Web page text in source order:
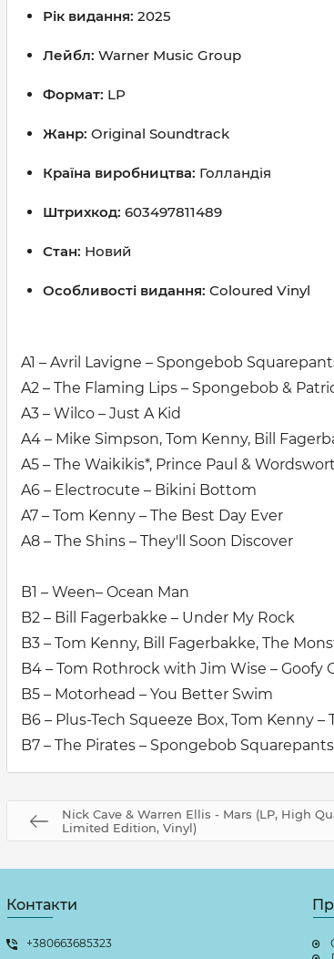
Рік видання: 2025
Лейбл: Warner Music Group
Формат: LP
Жанр: Original Soundtrack
Країна виробництва: Голландія
Штрихкод: 603497811489
Стан: Новий
Особливості видання: Coloured Vinyl
A1 – Avril Lavigne – Spongebob
A2 – The Flaming Lips – Spongebob &
A3 – Wilco – Just A Kid
A4 – Mike Simpson, Tom Kenny, Bill
A5 – The Waikikis*, Prince Paul &
A6 – Electrocute – Bikini Bottom
A7 – Tom Kenny – The Best Day Ever
A8 – The Shins – They'll Soon Discover
B1 – Ween– Ocean Man
B2 – Bill Fagerbakke – Under My Rock
B3 – Tom Kenny, Bill Fagerbakke, The
B4 – Tom Rothrock with Jim Wise – Goofy
B5 – Motorhead – You Better Swim
B6 – Plus-Tech Squeeze Box, Tom Kenny
B7 – The Pirates – Spongebob
Nick Cave & Warren Ellis - Mars (LP, High
Limited Edition, Vinyl)
Контакти
+380663685323